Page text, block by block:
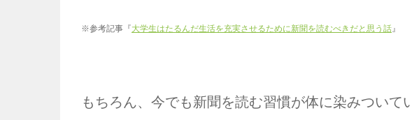
※参考記事『大学生はたるんだ生活を充実させるために新聞を読むべきだと思う話 』
もちろん、今でも新聞を読む習慣が体に染みついて